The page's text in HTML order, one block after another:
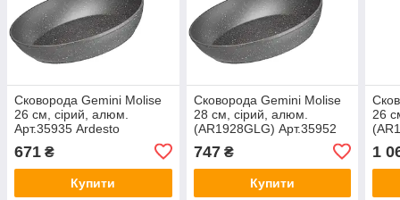
Сковорода Gemini Molise
26 см, сірий, алюм.
Арт.35935 Ardesto
671 ₴
Купити
Сковорода Gemini Molise
28 см, сірий, алюм.
(AR1928GLG) Арт.35952
747₴
Купити
26
1